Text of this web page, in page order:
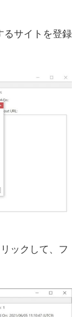
るサイトを登録
ックして、フ